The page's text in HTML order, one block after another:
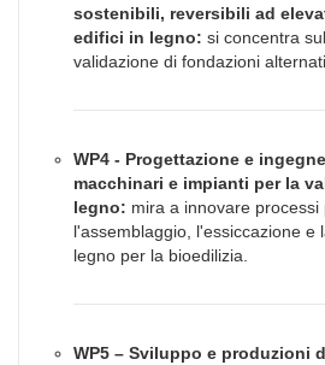
sostenibili, reversibili ad
edifici in legno: si concentra
validazione di fondazioni
WP4 - Progettazione e
macchinari e impianti per la
legno: mira a innovare processi
l'assemblaggio, l'essiccazione e
legno per la bioedilizia.
WP5 – Sviluppo e produzioni